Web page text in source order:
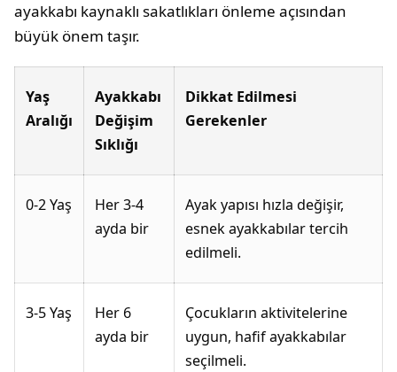
ayakkabı kaynaklı sakatlıkları önleme açısından
büyük önem taşır.
Yaş
Aralığı
Ayakkabı
Değişim
Sıklığı
Dikkat Edilmesi
Gerekenler
0-2 Yaş
Her 3-4
ayda bir
Ayak yapısı hızla değişir,
esnek ayakkabılar tercih
edilmeli.
3-5 Yaş
Her 6
ayda bir
Çocukların aktivitelerine
uygun, hafif ayakkabılar
seçilmeli.